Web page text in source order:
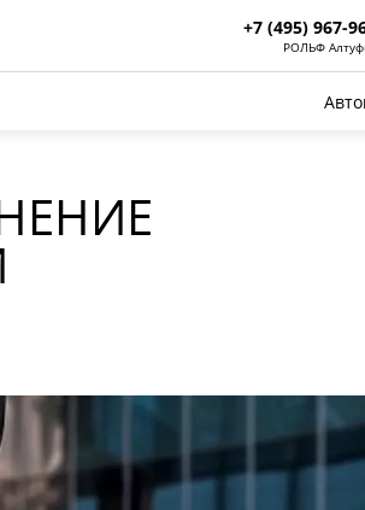
+7 (495) 967-
РОЛЬФ